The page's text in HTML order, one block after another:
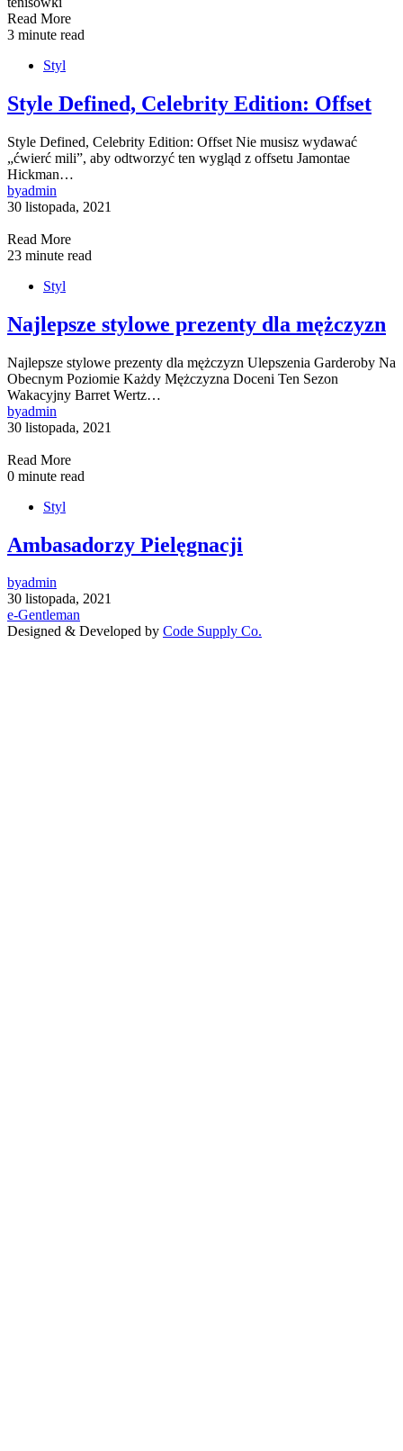
Read More
3 minute read
Styl
Style Defined, Celebrity Edition: Offset
Style Defined, Celebrity Edition: Offset Nie musisz wydawać
„ćwierć mili”, aby odtworzyć ten wygląd z offsetu Jamontae
Hickman…
byadmin
30 listopada, 2021
Read More
23 minute read
Styl
Najlepsze stylowe prezenty dla mężczyzn
Najlepsze stylowe prezenty dla mężczyzn Ulepszenia Garderoby Na
Obecnym Poziomie Każdy Mężczyzna Doceni Ten Sezon
Wakacyjny Barret Wertz…
byadmin
30 listopada, 2021
Read More
0 minute read
Styl
Ambasadorzy Pielęgnacji
byadmin
30 listopada, 2021
e-Gentleman
Designed & Developed by Code Supply Co.